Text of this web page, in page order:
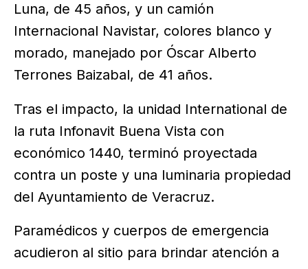
Luna, de 45 años, y un camión
Internacional Navistar, colores blanco y
morado, manejado por Óscar Alberto
Terrones Baizabal, de 41 años.
Tras el impacto, la unidad International de
la ruta Infonavit Buena Vista con
económico 1440, terminó proyectada
contra un poste y una luminaria propiedad
del Ayuntamiento de Veracruz.
Paramédicos y cuerpos de emergencia
acudieron al sitio para brindar atención a